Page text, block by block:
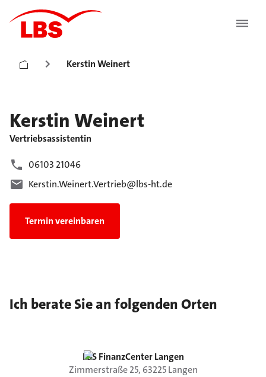
Kerstin Weinert
Kerstin Weinert
Vertriebsassistentin
06103 21046
Kerstin.Weinert.Vertrieb@lbs-ht.de
Termin vereinbaren
Ich berate Sie an folgenden Orten
LBS FinanzCenter Langen
Zimmerstraße 25, 63225 Langen